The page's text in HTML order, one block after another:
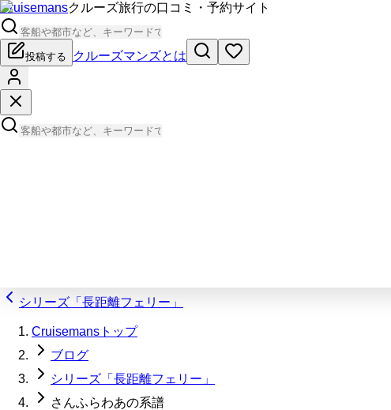
Cruisemansクルーズ旅行の口コミ・予約サイト
投稿する クルーズマンズとは
シリーズ「長距離フェリー」
Cruisemansトップ
ブログ
シリーズ「長距離フェリー」
さんふらわあの系譜